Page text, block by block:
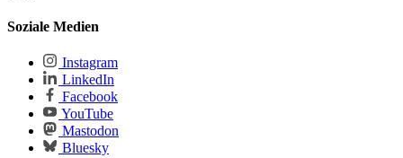
Soziale Medien
Instagram
LinkedIn
Facebook
YouTube
Mastodon
Bluesky